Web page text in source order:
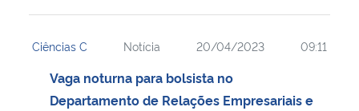
Ministério do Desenvolvimento Regional
Ministério da Mulher, da Família e dos Direitos Humanos
Ciências C Notícia 20/04/2023 09:11
Vaga noturna para bolsista no
Departamento de Relações Empresariais e